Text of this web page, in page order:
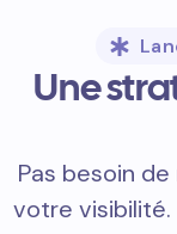
Une
Pas besoin
votre